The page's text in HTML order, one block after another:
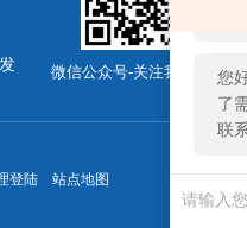
服
您
了
联
微信公众号-关注我们最新动
登陆 站点地图